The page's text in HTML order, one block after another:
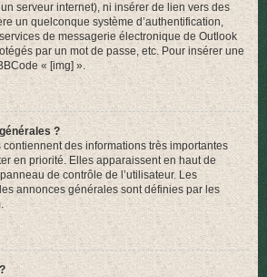
serveur internet), ni insérer de lien vers des
un quelconque système d’authentification,
de messagerie électronique de Outlook
par un mot de passe, etc. Pour insérer une
« [img] ».
?
des informations très importantes
en priorité. Elles apparaissent en haut de
de contrôle de l’utilisateur. Les
annonces générales sont définies par les